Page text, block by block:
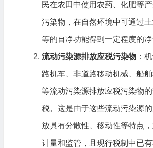
民在农田中使用农药、化肥等
污染物，在自然环境中可通过
等的自净功能得到一定程度的净
流动污染源排放应税污染物：
路机车、非道路移动机械、船
等流动污染源排放应税污染物
税。这是由于这些流动污染源
放具有分散性、移动性等特点
计量和监管，且现行税制中已有